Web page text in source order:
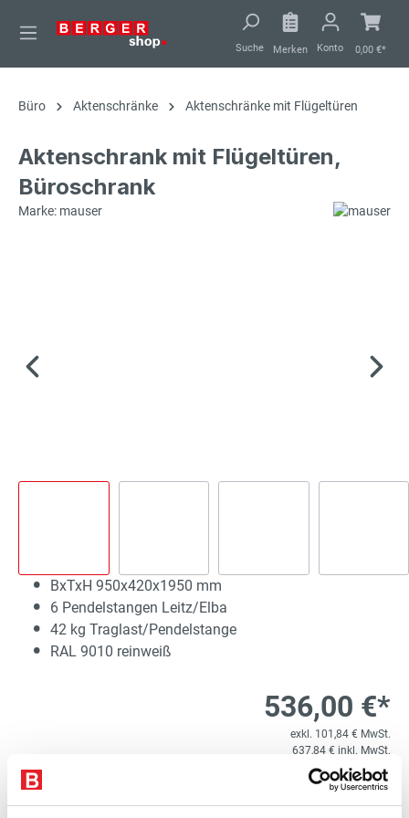
springen
Suche Merken Konto 0,00 €*
Büro Aktenschränke Aktenschränke mit Flügeltüren
Aktenschrank mit Flügeltüren,
Büroschrank
Marke: mauser
BxTxH 950x420x1950 mm
6 Pendelstangen Leitz/Elba
42 kg Traglast/Pendelstange
RAL 9010 reinweiß
536,00 €*
exkl. 101,84 € MwSt.
637,84 € inkl. MwSt.
Lieferzeit 20 Werktage